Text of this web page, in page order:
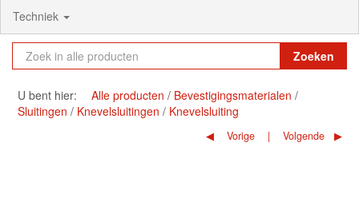
Techniek
Zoeken
U bent hier: Alle producten
Bevestigingsmaterialen
Sluitingen
Knevelsluitingen Knevelsluiting
Vorige Volgende